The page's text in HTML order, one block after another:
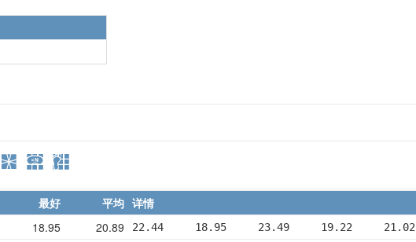
最好 平均 详情
18.95 20.89 22.44     18.95     23.49     19.22     21.02